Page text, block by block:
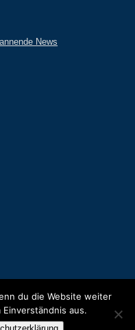
News
du die Website weiter
aus.